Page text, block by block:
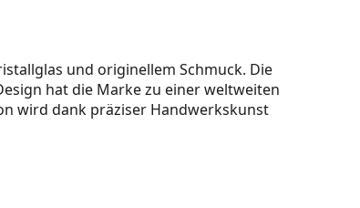
und originellem Schmuck. Die
hat die Marke zu einer weltweiten
wird dank präziser Handwerkskunst